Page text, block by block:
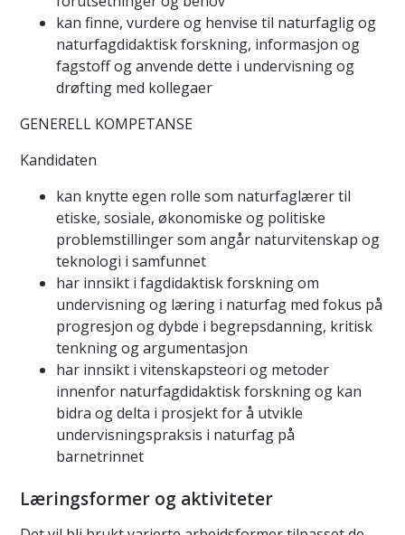
kan finne, vurdere og henvise til naturfaglig og
naturfagdidaktisk forskning, informasjon og
fagstoff og anvende dette i undervisning og
drøfting med kollegaer
GENERELL KOMPETANSE
Kandidaten
kan knytte egen rolle som naturfaglærer til
etiske, sosiale, økonomiske og politiske
problemstillinger som angår naturvitenskap og
teknologi i samfunnet
har innsikt i fagdidaktisk forskning om
undervisning og læring i naturfag med fokus på
progresjon og dybde i begrepsdanning, kritisk
tenkning og argumentasjon
har innsikt i vitenskapsteori og metoder
innenfor naturfagdidaktisk forskning og kan
bidra og delta i prosjekt for å utvikle
undervisningspraksis i naturfag på
barnetrinnet
Læringsformer og aktiviteter